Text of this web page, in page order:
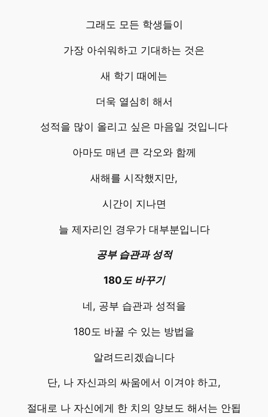
그래도 모든 학생들이
가장 아쉬워하고 기대하는 것은
새 학기 때에는
더욱 열심히 해서
성적을 많이 올리고 싶은 마음일 것입니다
아마도 매년 큰 각오와 함께
새해를 시작했지만,
시간이 지나면
늘 제자리인 경우가 대부분입니다
공부 습관과 성적
180도 바꾸기
네, 공부 습관과 성적을
180도 바꿀 수 있는 방법을
알려드리겠습니다
단, 나 자신과의 싸움에서 이겨야 하고,
절대로 나 자신에게 한 치의 양보도 해서는 안됩